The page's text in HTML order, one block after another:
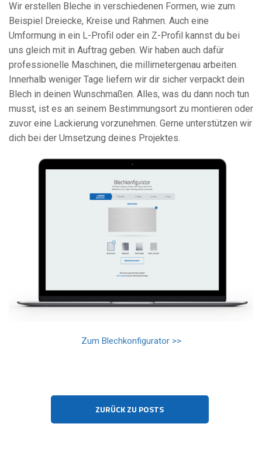
Wir erstellen Bleche in verschiedenen Formen, wie zum
Beispiel Dreiecke, Kreise und Rahmen. Auch eine
Umformung in ein L-Profil oder ein Z-Profil kannst du bei
uns gleich mit in Auftrag geben. Wir haben auch dafür
professionelle Maschinen, die millimetergenau arbeiten.
Innerhalb weniger Tage liefern wir dir sicher verpackt dein
Blech in deinen Wunschmaßen. Alles, was du dann noch tun
musst, ist es an seinem Bestimmungsort zu montieren oder
zuvor eine Lackierung vorzunehmen. Gerne unterstützen wir
dich bei der Umsetzung deines Projektes.
Zum Blechkonfigurator >>
ZURÜCK ZU POSTS